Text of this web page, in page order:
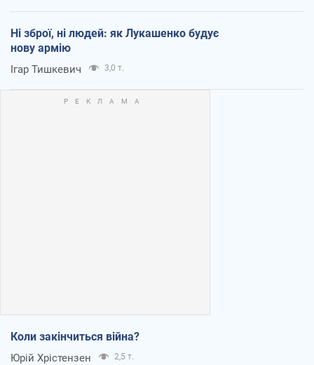
Ні зброї, ні людей: як Лукашенко будує
нову армію
Ігар Тишкевич 3,0 т.
Коли закінчиться війна?
Юрій Хрістензен 2,5 т.